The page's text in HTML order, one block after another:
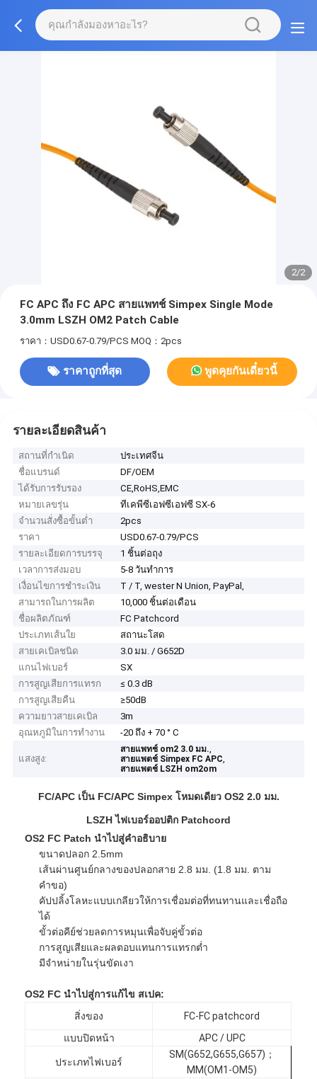
2/2
FC APC ถึง FC APC สายแพทช์ Simpex Single Mode
3.0mm LSZH OM2 Patch Cable
ราคา：USD0.67-0.79/PCS MOQ：2pcs
ราคาถูกที่สุด พูดคุยกันเดี๋ยวนี้
รายละเอียดสินค้า
สถานที่กำเนิด
ประเทศจีน
ชื่อแบรนด์
DF/OEM
ได้รับการรับรอง
CE,RoHS,EMC
หมายเลขรุ่น
ทีเคพีซีเอฟซีเอฟซี SX-6
จำนวนสั่งซื้อขั้นต่ำ
2pcs
ราคา
USD0.67-0.79/PCS
รายละเอียดการบรรจุ
1 ชิ้นต่อถุง
เวลาการส่งมอบ
5-8 วันทำการ
เงื่อนไขการชำระเงิน
T / T, wester N Union, PayPal,
สามารถในการผลิต
10,000 ชิ้นต่อเดือน
ชื่อผลิตภัณฑ์
FC Patchcord
ประเภทเส้นใย
สถานะโสด
สายเคเบิลชนิด
3.0 มม. / G652D
แกนไฟเบอร์
SX
การสูญเสียการแทรก
≤ 0.3 dB
การสูญเสียคืน
≥50dB
ความยาวสายเคเบิล
3m
อุณหภูมิในการทำงาน
-20 ถึง + 70 ° C
แสงสูง:
สายแพทช์ om2 3.0 มม.,
สายแพตช์ Simpex FC APC,
สายแพตช์ LSZH om2om
FC/APC เป็น FC/APC Simpex โหมดเดียว OS2 2.0 มม.
LSZH ไฟเบอร์ออปติก Patchcord
OS2 FC Patch นำไปสู่คำอธิบาย
ขนาดปลอก 2.5mm
เส้นผ่านศูนย์กลางของปลอกสาย 2.8 มม. (1.8 มม. ตาม
คำขอ)
คัปปลิ้งโลหะแบบเกลียวให้การเชื่อมต่อที่ทนทานและเชื่อถือ
ได้
ขั้วต่อคีย์ช่วยลดการหมุนเพื่อจับคู่ขั้วต่อ
การสูญเสียและผลตอบแทนการแทรกต่ำ
มีจำหน่ายในรุ่นขัดเงา
OS2 FC นำไปสู่การแก้ไข สเปค:
สิ่งของ
FC-FC patchcord
แบบปิดหน้า
APC / UPC
ประเภทไฟเบอร์
SM(G652,G655,G657)；
MM(OM1-OM5)